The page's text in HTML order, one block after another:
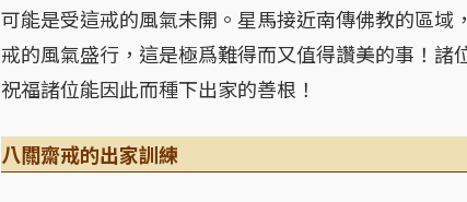
可能是受這戒的風氣未開。星馬接近南傳佛教的區域
戒的風氣盛行，這是極爲難得而又值得讚美的事！
祝福諸位能因此而種下出家的善根！
八關齋戒的出家訓練